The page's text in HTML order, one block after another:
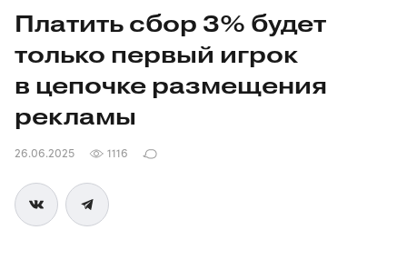
Платить сбор 3% будет
только первый игрок
в цепочке размещения
рекламы
26.06.2025 1116